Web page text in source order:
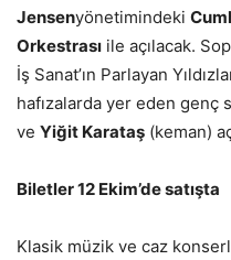
Jensenyönetimindeki
Orkestrası ile açılacak.
İş Sanat’ın Parlayan
hafızalarda yer eden genç
ve Yiğit Karataş (keman)
Biletler 12 Ekim’de satışta
Klasik müzik ve caz